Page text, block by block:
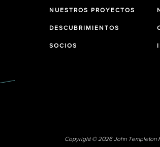
NUESTROS PROYECTOS
DESCUBRIMIENTOS
SOCIOS
Copyright © 2026 John Templeton